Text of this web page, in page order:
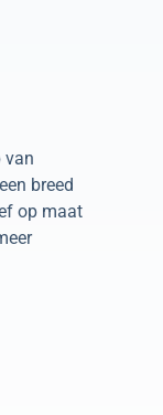
van
breed
op maat